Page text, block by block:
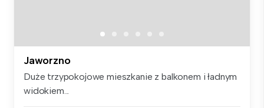
Jaworzno
Duże trzypokojowe mieszkanie z balkonem i ładnym
widokiem...